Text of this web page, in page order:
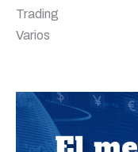
Trading
Varios